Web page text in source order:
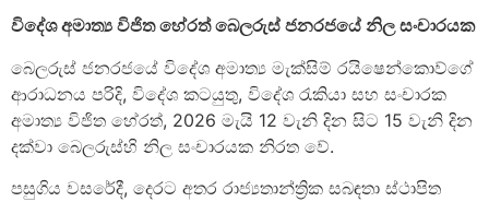
විදේශ අමාත්‍ය විජිත හේරත් බෙලරුස් ජනරජයේ නිල සංචාරයක
බෙලරුස් ජනරජයේ විදේශ අමාත්‍ය මැක්සිම් රයිෂෙන්කොව්ගේ
ආරාධනය පරිදි, විදේශ කටයුතු, විදේශ රැකියා සහ සංචාරක
අමාත්‍ය විජිත හේරත්, 2026 මැයි 12 වැනි දින සිට 15 වැනි දින
දක්වා බෙලරුස්හි නිල සංචාරයක නිරත වේ.
පසුගිය වසරේදී, දෙරට අතර රාජ්‍යතාන්ත්‍රික සබඳතා ස්ථාපිත